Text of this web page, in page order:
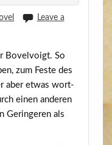
Leave a
Bovel­voigt. So
zum Fes­te des
aber etwas wort­
einen ande­ren
Gerin­ge­ren als